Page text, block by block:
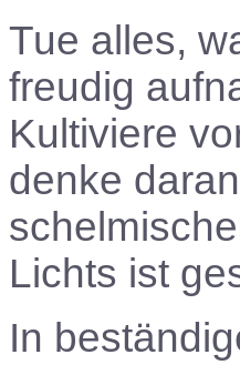
Tue alles,
freudig
Kultiviere
denke
Lichts ist
In